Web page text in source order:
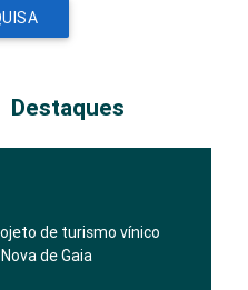
Destaques
de turismo vínico
de Gaia